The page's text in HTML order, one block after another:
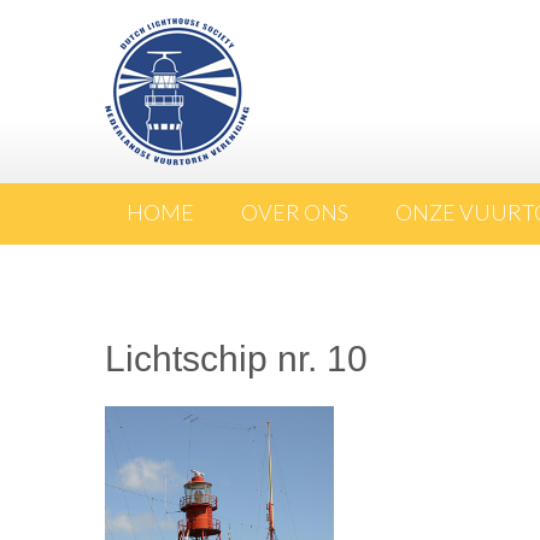
HOME OVER ONS ONZE
Lichtschip nr. 10